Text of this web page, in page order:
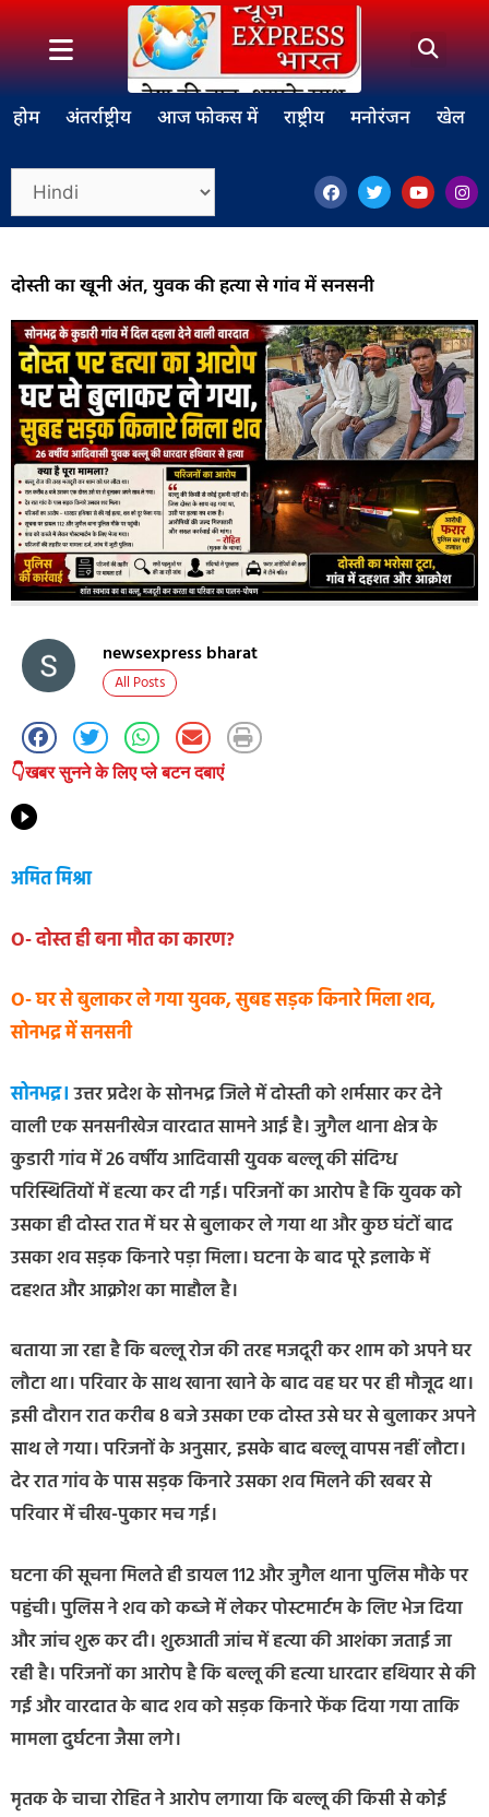
होम अंतर्राष्ट्रीय आज फोकस में राष्ट्रीय मनोरंजन खेल
दोस्ती का खूनी अंत, युवक की हत्या से गांव में सनसनी
newsexpress bharat
All Posts
👇खबर सुनने के लिए प्ले बटन दबाएं
अमित मिश्रा
O- दोस्त ही बना मौत का कारण?
O- घर से बुलाकर ले गया युवक, सुबह सड़क किनारे मिला शव,
सोनभद्र में सनसनी
सोनभद्र।उत्तर प्रदेश के सोनभद्र जिले में दोस्ती को शर्मसार कर देने
वाली एक सनसनीखेज वारदात सामने आई है। जुगैल थाना क्षेत्र के
कुडारी गांव में 26 वर्षीय आदिवासी युवक बल्लू की संदिग्ध
परिस्थितियों में हत्या कर दी गई। परिजनों का आरोप है कि युवक को
उसका ही दोस्त रात में घर से बुलाकर ले गया था और कुछ घंटों बाद
उसका शव सड़क किनारे पड़ा मिला। घटना के बाद पूरे इलाके में
दहशत और आक्रोश का माहौल है।
बताया जा रहा है कि बल्लू रोज की तरह मजदूरी कर शाम को अपने घर
लौटा था। परिवार के साथ खाना खाने के बाद वह घर पर ही मौजूद था।
इसी दौरान रात करीब 8 बजे उसका एक दोस्त उसे घर से बुलाकर अपने
साथ ले गया। परिजनों के अनुसार, इसके बाद बल्लू वापस नहीं लौटा।
देर रात गांव के पास सड़क किनारे उसका शव मिलने की खबर से
परिवार में चीख-पुकार मच गई।
घटना की सूचना मिलते ही डायल 112 और जुगैल थाना पुलिस मौके पर
पहुंची। पुलिस ने शव को कब्जे में लेकर पोस्टमार्टम के लिए भेज दिया
और जांच शुरू कर दी। शुरुआती जांच में हत्या की आशंका जताई जा
रही है। परिजनों का आरोप है कि बल्लू की हत्या धारदार हथियार से की
गई और वारदात के बाद शव को सड़क किनारे फेंक दिया गया ताकि
मामला दुर्घटना जैसा लगे।
मृतक के चाचा रोहित ने आरोप लगाया कि बल्लू की किसी से कोई